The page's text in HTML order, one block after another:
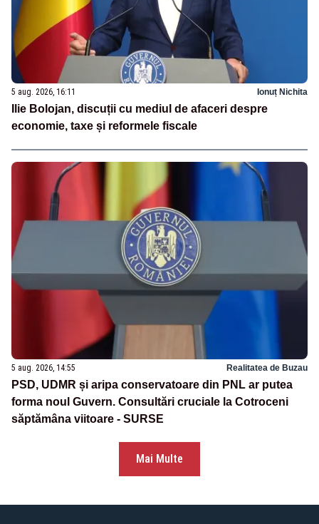
5 aug. 2026, 16:11 Ionuț Nichita
Ilie Bolojan, discuții cu mediul de afaceri despre
economie, taxe și reformele fiscale
5 aug. 2026, 14:55 Realitatea de Buzau
PSD, UDMR și aripa conservatoare din PNL ar putea
forma noul Guvern. Consultări cruciale la Cotroceni
săptămâna viitoare - SURSE
Mai Multe